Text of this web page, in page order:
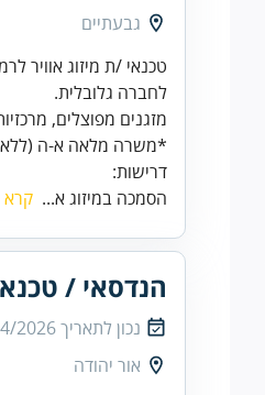
גבעתיים
דרישות:
הסמכה במיזוג א... קרא
הנדסאי /
נכון לתאריך2026
אור יהודה